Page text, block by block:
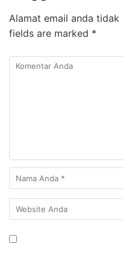
Alamat email anda tidak
fields are marked *